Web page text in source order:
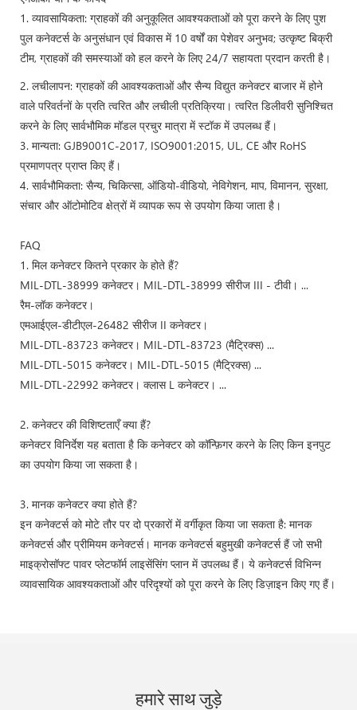
1. व्यावसायिकता: ग्राहकों की अनुकूलित आवश्यकताओं को पूरा करने के लिए पुश
पुल कनेक्टर्स के अनुसंधान एवं विकास में 10 वर्षों का पेशेवर अनुभव; उत्कृष्ट बिक्री
टीम, ग्राहकों की समस्याओं को हल करने के लिए 24/7 सहायता प्रदान करती है।
2. लचीलापन: ग्राहकों की आवश्यकताओं और सैन्य विद्युत कनेक्टर बाजार में होने
वाले परिवर्तनों के प्रति त्वरित और लचीली प्रतिक्रिया। त्वरित डिलीवरी सुनिश्चित
करने के लिए सार्वभौमिक मॉडल प्रचुर मात्रा में स्टॉक में उपलब्ध हैं।
3. मान्यता: GJB9001C-2017, ISO9001:2015, UL, CE और RoHS
प्रमाणपत्र प्राप्त किए हैं।
4. सार्वभौमिकता: सैन्य, चिकित्सा, ऑडियो-वीडियो, नेविगेशन, माप, विमानन, सुरक्षा,
संचार और ऑटोमोटिव क्षेत्रों में व्यापक रूप से उपयोग किया जाता है।
FAQ
1. मिल कनेक्टर कितने प्रकार के होते हैं?
MIL-DTL-38999 कनेक्टर। MIL-DTL-38999 सीरीज III - टीवी। ...
रैम-लॉक कनेक्टर।
एमआईएल-डीटीएल-26482 सीरीज II कनेक्टर।
MIL-DTL-83723 कनेक्टर। MIL-DTL-83723 (मैट्रिक्स) ...
MIL-DTL-5015 कनेक्टर। MIL-DTL-5015 (मैट्रिक्स) ...
MIL-DTL-22992 कनेक्टर। क्लास L कनेक्टर। ...
2. कनेक्टर की विशिष्टताएँ क्या हैं?
कनेक्टर विनिर्देश यह बताता है कि कनेक्टर को कॉन्फ़िगर करने के लिए किन इनपुट
का उपयोग किया जा सकता है।
3. मानक कनेक्टर क्या होते हैं?
इन कनेक्टर्स को मोटे तौर पर दो प्रकारों में वर्गीकृत किया जा सकता है: मानक
कनेक्टर्स और प्रीमियम कनेक्टर्स। मानक कनेक्टर्स बहुमुखी कनेक्टर्स हैं जो सभी
माइक्रोसॉफ्ट पावर प्लेटफॉर्म लाइसेंसिंग प्लान में उपलब्ध हैं। ये कनेक्टर्स विभिन्न
व्यावसायिक आवश्यकताओं और परिदृश्यों को पूरा करने के लिए डिज़ाइन किए गए हैं।
हमारे साथ जुड़े